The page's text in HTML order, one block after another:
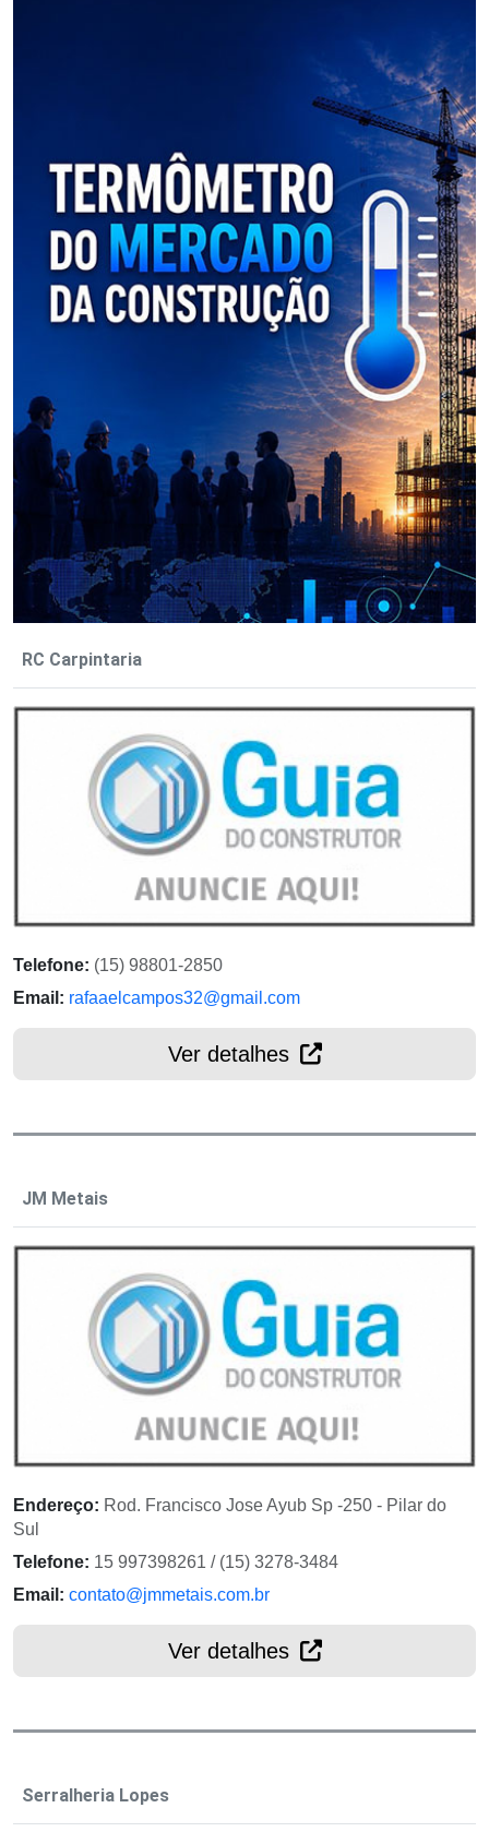
RC Carpintaria
Telefone: (15) 98801-2850
Email: rafaaelcampos32@gmail.com
Ver detalhes
JM Metais
Endereço: Rod. Francisco Jose Ayub Sp -250 - Pilar do
Sul
Telefone: 15 997398261 / (15) 3278-3484
Email: contato@jmmetais.com.br
Ver detalhes
Serralheria Lopes